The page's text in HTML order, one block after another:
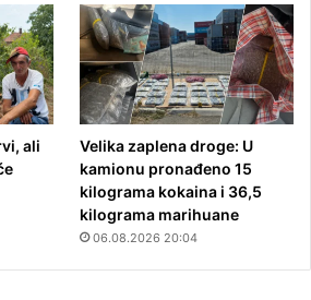
ali
Velika zaplena droge: U
kamionu pronađeno 15
kilograma kokaina i 36,5
kilograma marihuane
06.08.2026 20:04